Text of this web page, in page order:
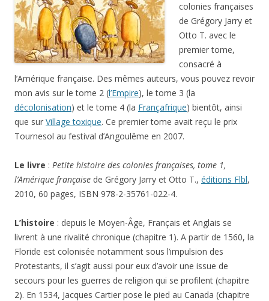
colonies françaises
de Grégory Jarry et
Otto T. avec le
premier tome,
consacré à
l’Amérique française. Des mêmes auteurs, vous pouvez revoir
mon avis sur le tome 2 (l’Empire), le tome 3 (la
décolonisation) et le tome 4 (la Françafrique) bientôt, ainsi
que sur Village toxique. Ce premier tome avait reçu le prix
Tournesol au festival d’Angoulême en 2007.
Le livre : Petite histoire des colonies françaises, tome 1,
l’Amérique française de Grégory Jarry et Otto T., éditions Flbl,
2010, 60 pages, ISBN 978-2-35761-022-4.
L’histoire : depuis le Moyen-Âge, Français et Anglais se
livrent à une rivalité chronique (chapitre 1). A partir de 1560, la
Floride est colonisée notamment sous l’impulsion des
Protestants, il s’agit aussi pour eux d’avoir une issue de
secours pour les guerres de religion qui se profilent (chapitre
2). En 1534, Jacques Cartier pose le pied au Canada (chapitre